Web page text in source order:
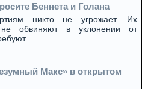
Беннета и Голана
никто не угрожает. Их
не обвиняют в уклонении от
Макс» в открытом